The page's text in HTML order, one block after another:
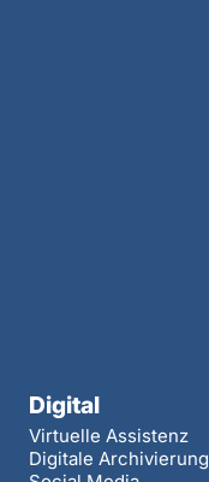
Digital
Virtuelle Assistenz
Digitale Archivierung